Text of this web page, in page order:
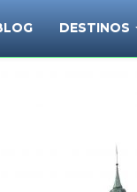
DESTINOS